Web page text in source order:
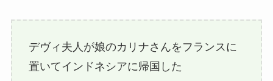
デヴィ夫人が娘のカリナさんをフランスに
置いてインドネシアに帰国した